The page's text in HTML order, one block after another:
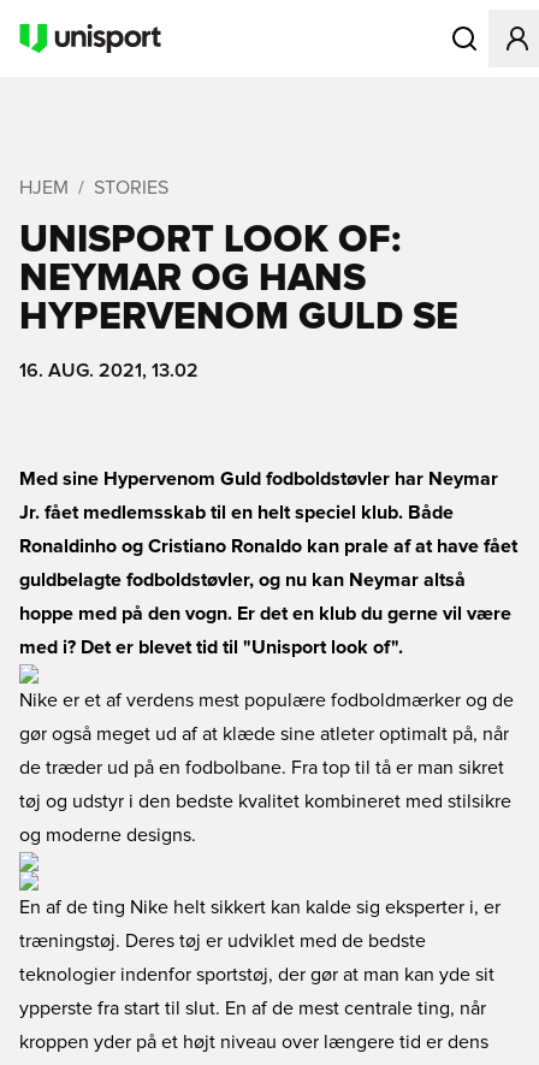
Åbner en
HJEM STORIES
UNISPORT LOOK OF:
NEYMAR OG HANS
HYPERVENOM GULD SE
16. AUG. 2021, 13.02
Med sine Hypervenom Guld fodboldstøvler har Neymar
Jr. fået medlemsskab til en helt speciel klub. Både
Ronaldinho og Cristiano Ronaldo kan prale af at have fået
guldbelagte fodboldstøvler, og nu kan Neymar altså
hoppe med på den vogn. Er det en klub du gerne vil være
med i? Det er blevet tid til "Unisport look of".
Nike er et af verdens mest populære fodboldmærker og de
gør også meget ud af at klæde sine atleter optimalt på, når
de træder ud på en fodbolbane. Fra top til tå er man sikret
tøj og udstyr i den bedste kvalitet kombineret med stilsikre
og moderne designs.
En af de ting Nike helt sikkert kan kalde sig eksperter i, er
træningstøj. Deres tøj er udviklet med de bedste
teknologier indenfor sportstøj, der gør at man kan yde sit
ypperste fra start til slut. En af de mest centrale ting, når
kroppen yder på et højt niveau over længere tid er dens